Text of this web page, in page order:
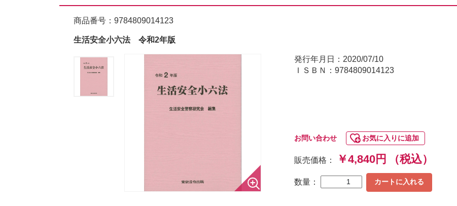
商品番号： 9784809014123
生活安全小六法 令和2年版
発行年月日：2020/07/10
ＩＳＢＮ：9784809014123
お問い合わせ お気に入りに追加
販売価格： ￥4,840円 （税込）
数量： カートに入れる